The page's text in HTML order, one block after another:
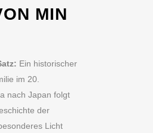
MIN
Ein historischer
im 20.
nach Japan folgt
der
Licht